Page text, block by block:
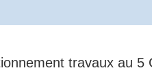
travaux au 5